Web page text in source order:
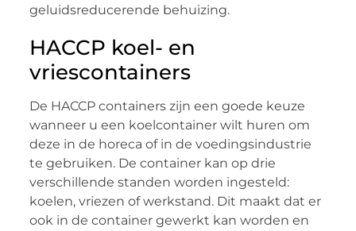
geluidsreducerende behuizing.
HACCP koel- en
vriescontainers
De HACCP containers zijn een goede keuze
wanneer u een koelcontainer wilt huren om
deze in de horeca of in de voedingsindustrie
te gebruiken. De container kan op drie
verschillende standen worden ingesteld:
koelen, vriezen of werkstand. Dit maakt dat er
ook in de container gewerkt kan worden en